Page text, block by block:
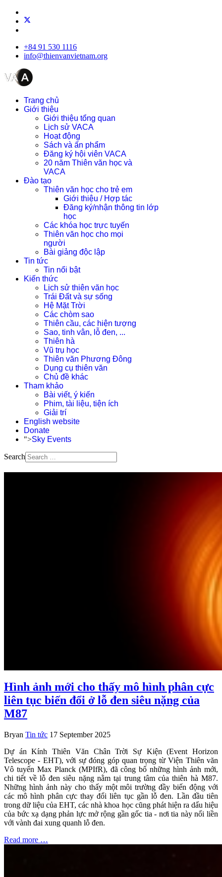
+84 91 530 1116
info@thienvanvietnam.org
Trang chủ
Giới thiệu
Giới thiệu tổng quan
Lịch sử VACA
Hoạt động
Sách và ấn phẩm
Đăng ký hội viên VACA
20 năm Thiên văn học và
VACA
Đào tạo
Thiên văn học cho trẻ em
Giới thiệu / Hợp tác
Đăng ký/nhận thông tin lớp
học
Các khóa học trực tuyến
Thiên văn học cho mọi
người
Bài giảng độc lập
Tin tức
Tin nổi bật
Kiến thức
Lịch sử thiên văn học
Trái Đất và sự sống
Hệ Mặt Trời
Các chòm sao
Thiên cầu, các hiện tượng
Sao, tinh vân, lỗ đen, ...
Thiên hà
Vũ trụ học
Thiên văn Phương Đông
Dụng cụ thiên văn
Chủ đề khác
Tham khảo
Bài viết, ý kiến
Phim, tài liệu, tiện ích
Giải trí
English website
Donate
">Sky Events
Search
Hình ảnh mới cho thấy mô hình phân cực
liên tục biến đổi ở lỗ đen siêu nặng của
M87
Bryan Tin tức 17 September 2025
Dự án Kính Thiên Văn Chân Trời Sự Kiện (Event Horizon
Telescope - EHT), với sự đóng góp quan trọng từ Viện Thiên văn
Vô tuyến Max Planck (MPIfR), đã công bố những hình ảnh mới,
chi tiết về lỗ đen siêu nặng nằm tại trung tâm của thiên hà M87.
Những hình ảnh này cho thấy một môi trường đầy biến động với
các mô hình phân cực thay đổi liên tục gần lỗ đen. Lần đầu tiên
trong dữ liệu của EHT, các nhà khoa học cũng phát hiện ra dấu hiệu
của bức xạ dạng phản lực mở rộng gần gốc tia - nơi tia này nối liền
với vành đai xung quanh lỗ đen.
Read more …